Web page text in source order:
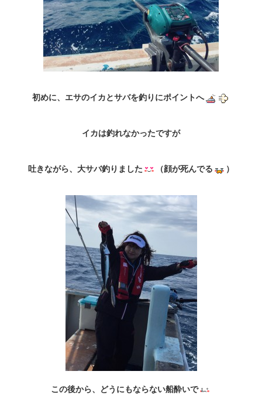
初めに、エサのイカとサバを釣りにポイントへ
イカは釣れなかったですが
吐きながら、大サバ釣りました （顔が死んでる ）
この後から、どうにもならない船酔いで